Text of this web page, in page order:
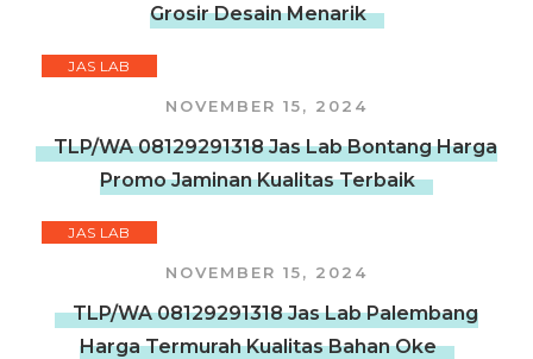
Grosir Desain Menarik
JAS LAB
NOVEMBER 15, 2024
TLP/WA 08129291318 Jas Lab Bontang Harga
Promo Jaminan Kualitas Terbaik
JAS LAB
NOVEMBER 15, 2024
TLP/WA 08129291318 Jas Lab Palembang
Harga Termurah Kualitas Bahan Oke